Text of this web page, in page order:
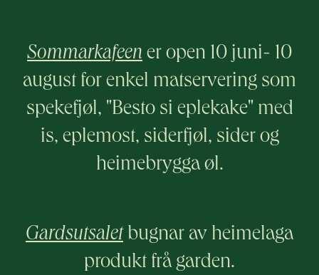
Sommarkafeen er open 10 juni- 10
august for enkel matservering som
spekefjøl, "Besto si eplekake" med
is, eplemost, siderfjøl, sider og
heimebrygga øl.
Gardsutsaletbugnar av heimelaga
produkt frå garden.